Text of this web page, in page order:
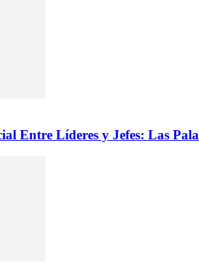
Entre Líderes y Jefes: Las